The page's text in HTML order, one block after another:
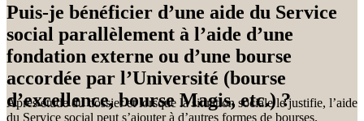
Puis-je bénéficier d’une aide du Service
social parallèlement à l’aide d’une
fondation externe ou d’une bourse
accordée par l’Université (bourse
d’excellence, bourse Magis, etc.) ?
Après étude du dossier et lorsque la situation sociale le justifie, l’aide
du Service social peut s’ajouter à d’autres formes de bourses.